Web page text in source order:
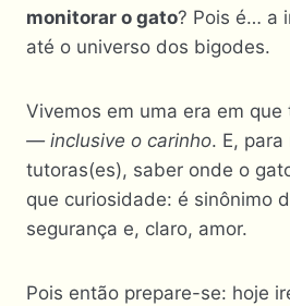
monitorar o gato? Pois é… a
até o universo dos bigodes.
Vivemos em uma era em
— inclusive o carinho. E,
tutoras(es), saber onde o
que curiosidade: é sinônimo
segurança e, claro, amor.
Pois então prepare-se: hoje